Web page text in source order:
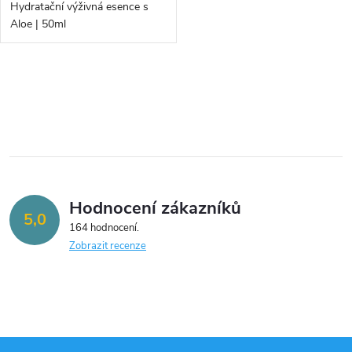
d
u
ů
d
t
ů
Hydratační výživná esence s
Aloe | 50ml
l
d
a
p
5,0 Hodnocení zákazníků
164 hodnocení
Zobrazit recenze